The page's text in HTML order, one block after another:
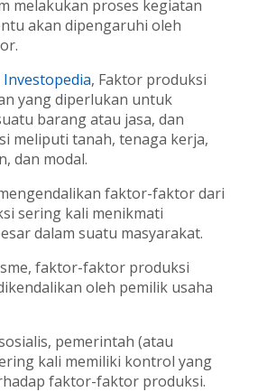
melakukan proses kegiatan
akan dipengaruhi oleh
Investopedia, Faktor produksi
yang diperlukan untuk
barang atau jasa, dan
meliputi tanah, tenaga kerja,
dan modal.
faktor-faktor dari
sering kali menikmati
dalam suatu masyarakat.
faktor-faktor produksi
oleh pemilik usaha
pemerintah (atau
kali memiliki kontrol yang
faktor-faktor produksi.